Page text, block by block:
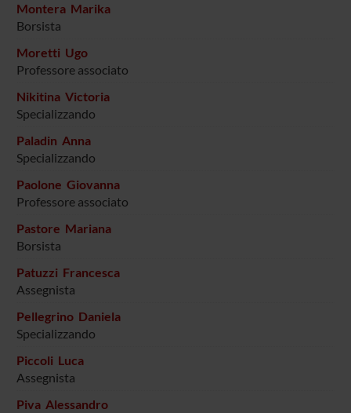
Montera Marika
Borsista
Moretti Ugo
Professore associato
Nikitina Victoria
Specializzando
Paladin Anna
Specializzando
Paolone Giovanna
Professore associato
Pastore Mariana
Borsista
Patuzzi Francesca
Assegnista
Pellegrino Daniela
Specializzando
Piccoli Luca
Assegnista
Piva Alessandro